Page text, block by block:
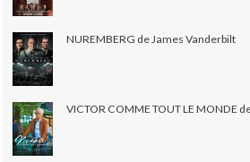
NUREMBERG de James Vanderbilt
VICTOR COMME TOUT LE MONDE